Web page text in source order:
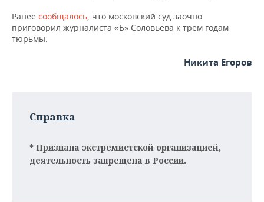
Ранее сообщалось, что московский суд заочно
приговорил журналиста «Ъ» Соловьева к трем годам
тюрьмы.
Никита Егоров
Справка
* Признана экстремистской организацией,
деятельность запрещена в России.